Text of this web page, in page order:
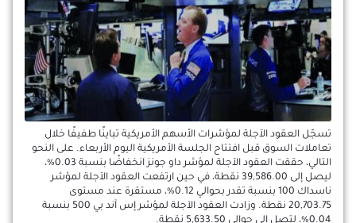
تسجّل العقود الآجلة لمؤشرات الأسهم الأمريكية تباينًا طفيفًا خلال
تعاملات السوق قبل افتتاح الجلسة الأمريكية اليوم الأربعاء. على النحو
التالي، حققت العقود الآجلة لمؤشر داو جونز انخفاضًا بنسبة 0.03%،
ليصل إلى 39,586.00 نقطة، في حين ارتفعت العقود الآجلة لمؤشر
ناسداك 100 بنسبة تقدر بحوالي 0.12%، مستقرة عند مستوى
20,703.75 نقطة. وزادت العقود الآجلة لمؤشر إس آند بي 500 بنسبة